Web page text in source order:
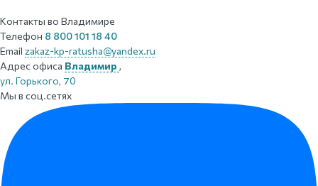
Контакты во Владимире
Телефон 8 800 101 18 40
Email zakaz-kp-ratusha@yandex.ru
Адрес офиса Владимир ,
ул. Горького, 70
Мы в соц.сетях